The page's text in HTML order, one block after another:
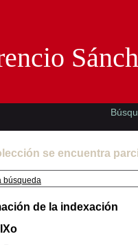
se encuentra
búsqueda
de la indexación